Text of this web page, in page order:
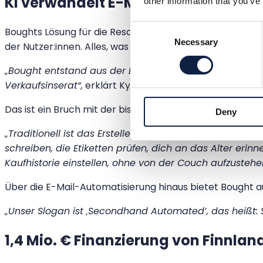
Consent
Necessary
Deny
Boughts Lösung für die Resale-Herausforderungen ist
der Nutzer:innen. Alles, was du tun musst, ist deine E-
„Bought entstand aus der Erkenntnis, dass alles,
Verkaufsinserat“, erklärt Kymäläinen.
Das ist ein Bruch mit der bisherigen Norm.
„Traditionell ist das Erstellen eines Verkaufsinserats
schreiben, die Etiketten prüfen, dich an das Alter
Kaufhistorie einstellen, ohne von der Couch
Über die E-Mail-Automatisierung hinaus bietet Bought
„Unser Slogan ist ‚Secondhand Automated‘, das
1,4 Mio. € Finanzierung von